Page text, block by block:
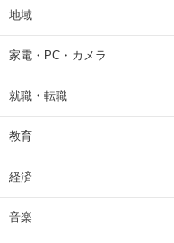
地域
家電・PC・カメラ
就職・転職
教育
経済
音楽